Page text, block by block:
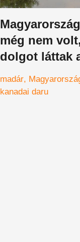
még nem
dolgot láttak
Hortobágyon
madár
kanadai daru